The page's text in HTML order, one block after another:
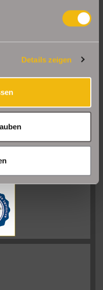
Details zeigen